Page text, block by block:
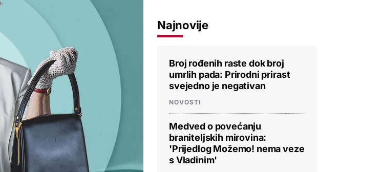
Najnovije
Broj rođenih raste dok broj
umrlih pada: Prirodni prirast
svejedno je negativan
NOVOSTI
Medved o povećanju
braniteljskih mirovina:
'Prijedlog Možemo! nema veze
s Vladinim'